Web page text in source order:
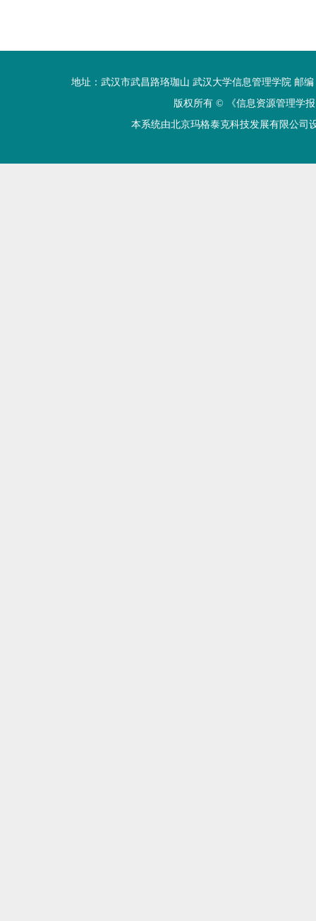
地址：武汉市武昌路珞珈山 武汉大学信息管理学院 邮编
版权所有 ©
《信息资源管理学
本系统由北京玛格泰克科技发展有限公司